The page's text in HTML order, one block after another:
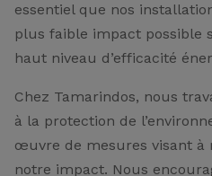
essentiel que nos
plus faible impact possible
haut niveau d’efficacité
Chez Tamarindos, nous
à la protection de
œuvre de mesures visant à
notre impact. Nous